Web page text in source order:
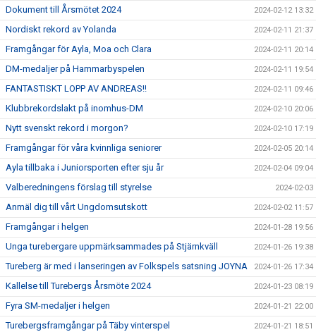
Dokument till Årsmötet 2024 2024-02-12 13:32
Nordiskt rekord av Yolanda 2024-02-11 21:37
Framgångar för Ayla, Moa och Clara 2024-02-11 20:14
DM-medaljer på Hammarbyspelen 2024-02-11 19:54
FANTASTISKT LOPP AV ANDREAS!! 2024-02-11 09:46
Klubbrekordslakt på inomhus-DM 2024-02-10 20:06
Nytt svenskt rekord i morgon? 2024-02-10 17:19
Framgångar för våra kvinnliga seniorer 2024-02-05 20:14
Ayla tillbaka i Juniorsporten efter sju år 2024-02-04 09:04
Valberedningens förslag till styrelse 2024-02-03
Anmäl dig till vårt Ungdomsutskott 2024-02-02 11:57
Framgångar i helgen 2024-01-28 19:56
Unga turebergare uppmärksammades på Stjärnkväll 2024-01-26 19:38
Tureberg är med i lanseringen av Folkspels satsning JOYNA 2024-01-26 17:34
Kallelse till Turebergs Årsmöte 2024 2024-01-23 08:19
Fyra SM-medaljer i helgen 2024-01-21 22:00
Turebergsframgångar på Täby vinterspel 2024-01-21 18:51